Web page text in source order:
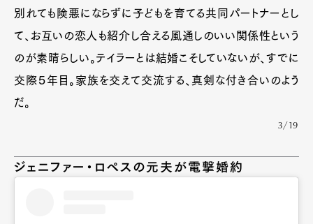
別れても険悪にならずに子どもを育てる共同パートナーとし
て、お互いの恋人も紹介し合える風通しのいい関係性という
のが素晴らしい。テイラーとは結婚こそしていないが、すでに
交際５年目。家族を交えて交流する、真剣な付き合いのよう
だ。
3/19
ジェニファー・ロペスの元夫が電撃婚約